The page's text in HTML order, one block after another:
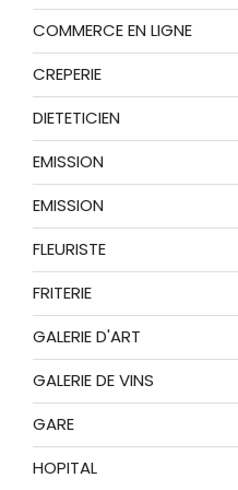
COMMERCE EN LIGNE
CREPERIE
DIETETICIEN
EMISSION
EMISSION
FLEURISTE
FRITERIE
GALERIE D'ART
GALERIE DE VINS
GARE
HOPITAL